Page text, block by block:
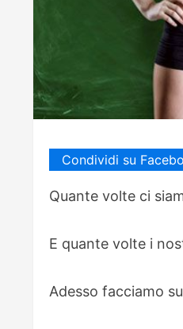
Condividi su
Quante volte ci
E quante volte i
Adesso facciamo